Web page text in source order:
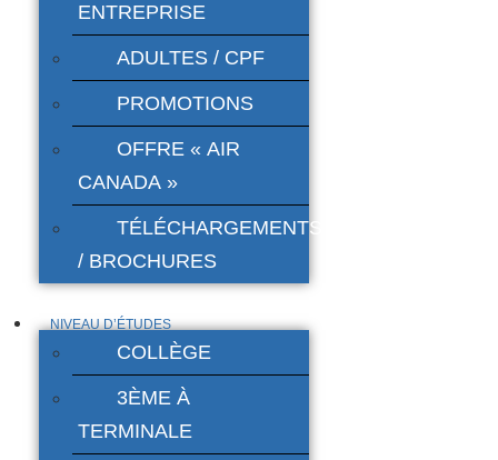
ENTREPRISE
ADULTES / CPF
PROMOTIONS
OFFRE « AIR
CANADA »
TÉLÉCHARGEMENTS
/ BROCHURES
NIVEAU D’ÉTUDES
COLLÈGE
3ÈME À
TERMINALE